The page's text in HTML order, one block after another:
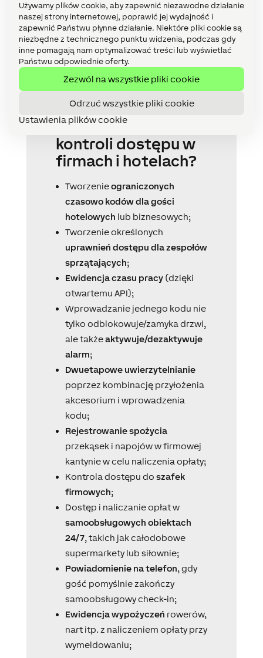
Państwu odpowiednie oferty.
Zezwól na wszystkie pliki cookie
Odrzuć wszystkie pliki cookie
Ustawienia plików cookie
Czego może
dokonać
prawdziwie
uniwersalny system
kontroli dostępu w
firmach i hotelach?
Tworzenieograniczonych
czasowo kodów dla gości
hotelowych lub biznesowych;
Tworzenie określonych
uprawnień dostępu dla zespołów
sprzątających;
Ewidencja czasu pracy(dzięki
otwartemu API);
Wprowadzanie jednego kodu nie
tylko odblokowuje/zamyka drzwi,
ale takżeaktywuje/dezaktywuje
alarm;
Dwuetapowe uwierzytelnianie
poprzez kombinację przyłożenia
akcesorium i wprowadzenia
kodu;
Rejestrowanie spożycia
przekąsek i napojów w firmowej
kantynie w celu naliczenia opłaty;
Kontrola dostępu do szafek
firmowych;
Dostęp i naliczanie opłat w
samoobsługowych obiektach
24/7, takich jak całodobowe
supermarkety lub siłownie;
Powiadomienie na telefon, gdy
gość pomyślnie zakończy
samoobsługowy check-in;
Ewidencja wypożyczeń rowerów,
nart itp. z naliczeniem opłaty przy
wymeldowaniu;